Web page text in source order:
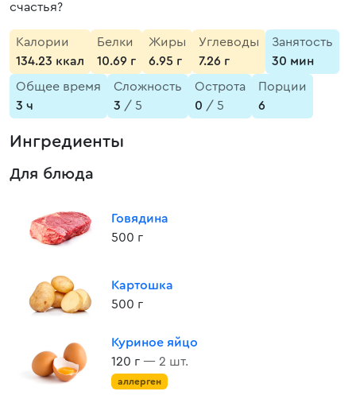
счастья?
Калории
134.23 ккал
Белки
10.69 г
Жиры
6.95 г
Углеводы
7.26 г
Занятость
30 мин
Общее время
3 ч
Сложность
3 / 5
Острота
0 / 5
Порции
6
Ингредиенты
Для блюда
Говядина
500 г
Картошка
500 г
Куриное яйцо
120 г — 2 шт.
аллерген